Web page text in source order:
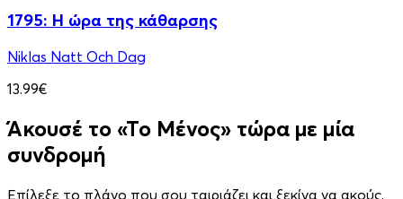
1795: Η ώρα της κάθαρσης
Niklas Natt Och Dag
13.99€
Άκουσέ το «Το Μένος» τώρα με μία
συνδρομή
Επίλεξε το πλάνο που σου ταιριάζει και ξεκίνα να ακούς.